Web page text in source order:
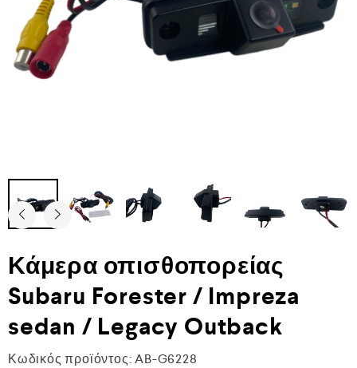
Κάμερα οπισθοπορείας
Subaru Forester / Impreza
sedan / Legacy Outback
Κωδικός προϊόντος: AB-G6228